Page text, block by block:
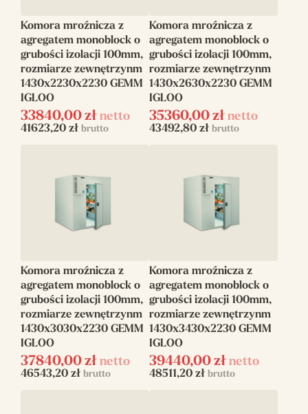
Komora mroźnicza z
agregatem monoblock o
grubości izolacji 100mm,
rozmiarze zewnętrzynm
1430x2230x2230 GEMM
IGLOO
33840,00 zł netto
41623,20 zł brutto
Komora mroźnicza z
agregatem monoblock o
grubości izolacji 100mm,
rozmiarze zewnętrzynm
1430x2630x2230 GEMM
IGLOO
35360,00 zł netto
43492,80 zł brutto
Komora mroźnicza z
agregatem monoblock o
grubości izolacji 100mm,
rozmiarze zewnętrzynm
1430x3030x2230 GEMM
IGLOO
37840,00 zł netto
46543,20 zł brutto
Komora mroźnicza z
agregatem monoblock o
grubości izolacji 100mm,
rozmiarze zewnętrzynm
1430x3430x2230 GEMM
IGLOO
39440,00 zł netto
48511,20 zł brutto